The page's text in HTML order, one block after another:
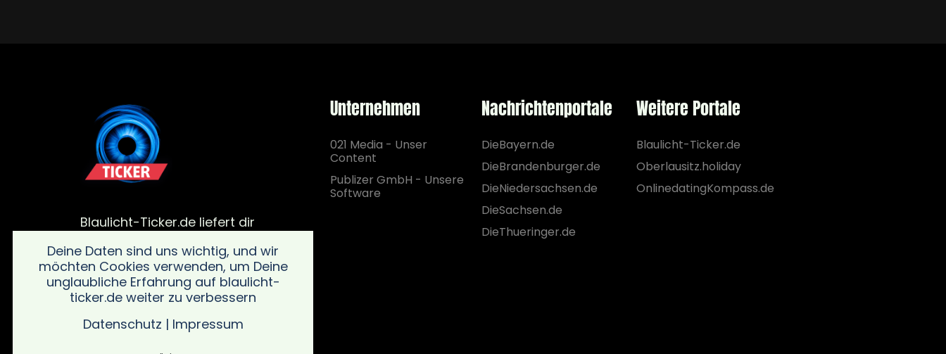
Blaulicht-Ticker.de liefert dir
Polizei, Feuerwehr und von
Rettungsdiensteinsätze. Bleib
informiert über alle wichtigen
Vorfälle in deiner Region mit
schnellen und verlässlichen
Updates sowie wichtigen
Unternehmen
021 Media - Unser
Content
Publizer GmbH - Unsere
Software
Nachrichtenportale
DieBayern.de
DieBrandenburger.de
DieNiedersachsen.de
DieSachsen.de
DieThueringer.de
Weitere Portale
Blaulicht-Ticker.de
Oberlausitz.holiday
OnlinedatingKompass.de
Deine Daten sind uns wichtig, und wir
möchten Cookies verwenden, um Deine
unglaubliche Erfahrung auf blaulicht-
ticker.de weiter zu verbessern
Datenschutz | Impressum